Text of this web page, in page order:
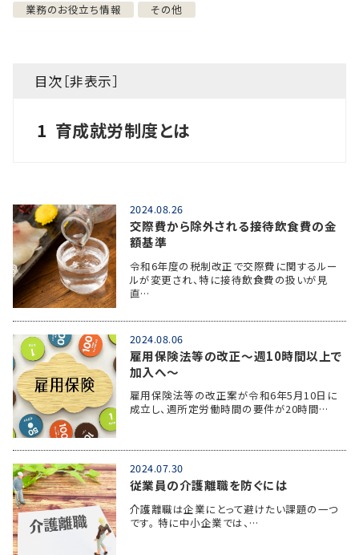
業務のお役立ち情報 その他
目次［非表示］
1 育成就労制度とは
2024.08.26
交際費から除外される接待飲食費の金
額基準
令和6年度の税制改正で交際費に関するルー
ルが変更され、特に接待飲食費の扱いが見
直…
2024.08.06
雇用保険法等の改正～週10時間以上で
加入へ～
雇用保険法等の改正案が令和6年5月10日に
成立し、週所定労働時間の要件が20時間…
2024.07.30
従業員の介護離職を防ぐには
介護離職は企業にとって避けたい課題の一つ
です。 特に中小企業では、…